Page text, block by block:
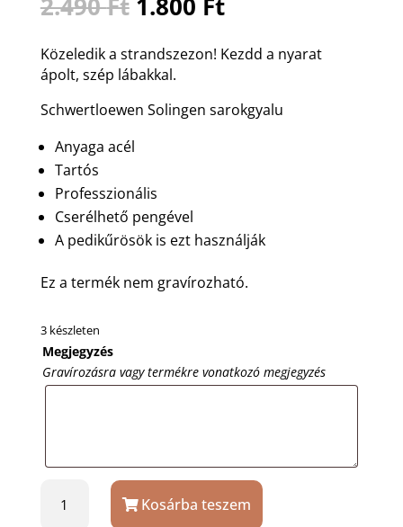
price
was:
2.490 Ft.
price
is:
1.800 Ft.
Közeledik a strandszezon! Kezdd a nyarat
ápolt, szép lábakkal.
Schwertloewen Solingen sarokgyalu
Anyaga acél
Tartós
Professzionális
Cserélhető pengével
A pedikűrösök is ezt használják
Ez a termék nem gravírozható.
3 készleten
Megjegyzés
Gravírozásra vagy termékre vonatkozó megjegyzés
Schwertloewen
Solingen
Kosárba teszem